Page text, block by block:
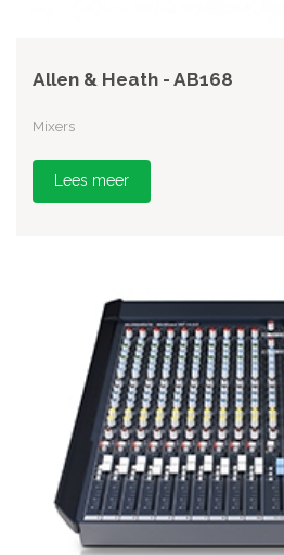
Allen & Heath - AB168
Mixers
Lees meer